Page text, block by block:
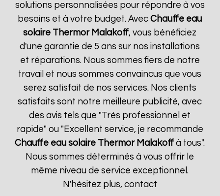
solutions personnalisées pour répondre à vos
besoins et à votre budget. AvecChauffe eau
solaire Thermor Malakoff, vous bénéficiez
d'une garantie de 5 ans sur nos installations
et réparations. Nous sommes fiers de notre
travail et nous sommes convaincus que vous
serez satisfait de nos services. Nos clients
satisfaits sont notre meilleure publicité, avec
des avis tels que "Très professionnel et
rapide" ou "Excellent service, je recommande
Chauffe eau solaire Thermor Malakoff à tous".
Nous sommes déterminés à vous offrir le
même niveau de service exceptionnel.
N'hésitez plus, contact